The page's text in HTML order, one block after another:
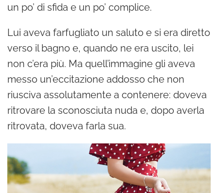
un po’ di sfida e un po’ complice.
Lui aveva farfugliato un saluto e si era diretto
verso il bagno e, quando ne era uscito, lei
non c’era più. Ma quell’immagine gli aveva
messo un’eccitazione addosso che non
riusciva assolutamente a contenere: doveva
ritrovare la sconosciuta nuda e, dopo averla
ritrovata, doveva farla sua.